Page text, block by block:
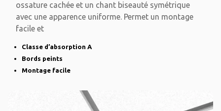
ossature cachée et un chant biseauté symétrique
avec une apparence uniforme. Permet un montage
facile et
Classe d’absorption A
Bords peints
Montage facile